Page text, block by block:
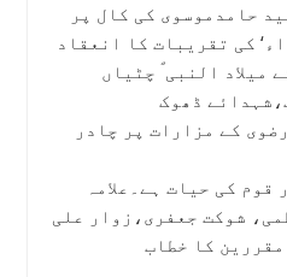
حامدموسوی کی کال پر
کی تقریبات کا انعقاد
میلاد النبی ؐ چٹیاں
ڈھوک
کے مزارات پر چادر
کی حیات ہے۔علامہ
شوکت جعفری،زوار علی
کا خطاب